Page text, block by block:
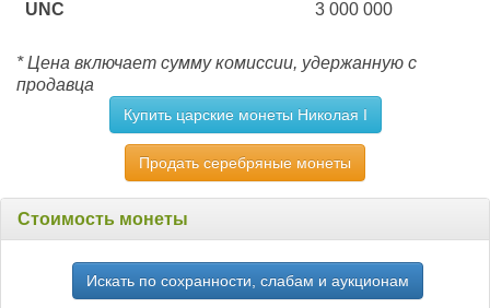
UNC 3 000 000
* Цена включает сумму комиссии, удержанную с
продавца
Купить царские монеты Николая I
Продать серебряные монеты
Стоимость монеты
Искать по сохранности, слабам и аукционам